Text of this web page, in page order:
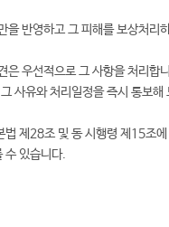
반영하고 그 피해를 보상처리
은 우선적으로 그 사항을 처리합
사유와 처리일정을 즉시 통보해
제28조 및 동 시행령 제15조
수 있습니다.